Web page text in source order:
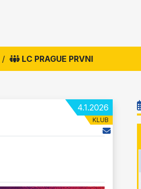
/ LC PRAGUE PRVNI
4.1.2026
KLUB